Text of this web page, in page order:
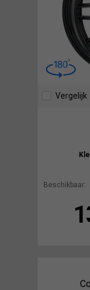
Vergelijk
Beschikbaar: